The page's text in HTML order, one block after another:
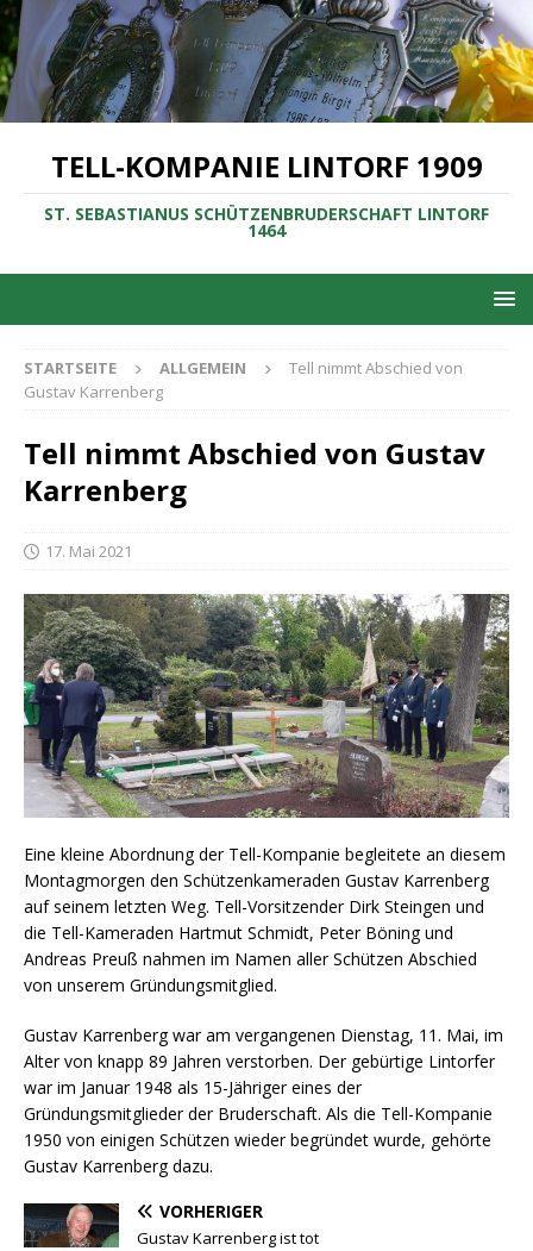
TELL-KOMPANIE LINTORF 1909
ST. SEBASTIANUS SCHÜTZENBRUDERSCHAFT LINTORF
1464
STARTSEITE ALLGEMEIN
Tell nimmt Abschied von
Gustav Karrenberg
Tell nimmt Abschied von Gustav
Karrenberg
17. Mai 2021
Eine kleine Abordnung der Tell-Kompanie begleitete an diesem
Montagmorgen den Schützenkameraden Gustav Karrenberg
auf seinem letzten Weg. Tell-Vorsitzender Dirk Steingen und
die Tell-Kameraden Hartmut Schmidt, Peter Böning und
Andreas Preuß nahmen im Namen aller Schützen Abschied
von unserem Gründungsmitglied.
Gustav Karrenberg war am vergangenen Dienstag, 11. Mai, im
Alter von knapp 89 Jahren verstorben. Der gebürtige Lintorfer
war im Januar 1948 als 15-Jähriger eines der
Gründungsmitglieder der Bruderschaft. Als die Tell-Kompanie
1950 von einigen Schützen wieder begründet wurde, gehörte
Gustav Karrenberg dazu.
VORHERIGER
Gustav Karrenberg ist tot